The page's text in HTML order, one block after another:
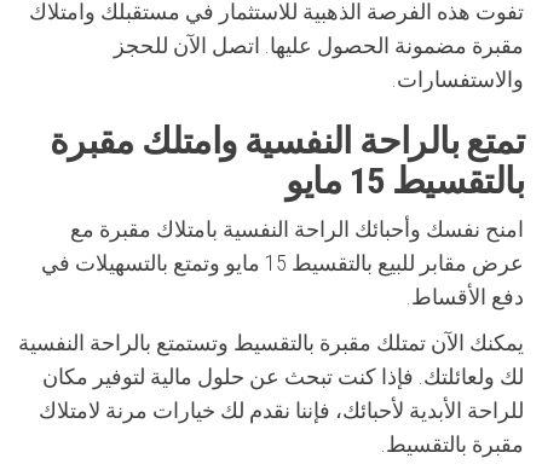
تفوت هذه الفرصة الذهبية للاستثمار في مستقبلك وامتلاك
مقبرة مضمونة الحصول عليها. اتصل الآن للحجز
والاستفسارات.
تمتع بالراحة النفسية وامتلك مقبرة
بالتقسيط 15 مايو
امنح نفسك وأحبائك الراحة النفسية بامتلاك مقبرة مع
عرض مقابر للبيع بالتقسيط 15 مايو وتمتع بالتسهيلات في
دفع الأقساط.
يمكنك الآن تمتلك مقبرة بالتقسيط وتستمتع بالراحة النفسية
لك ولعائلتك. فإذا كنت تبحث عن حلول مالية لتوفير مكان
للراحة الأبدية لأحبائك، فإننا نقدم لك خيارات مرنة لامتلاك
مقبرة بالتقسيط.